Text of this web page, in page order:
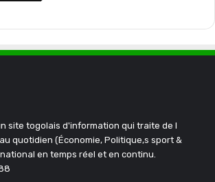
site togolais d'information qui traite de l
quotidien (Économie, Politique,s sport &
en temps réel et en continu.